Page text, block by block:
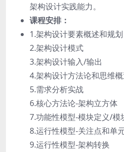
架构设计实践能力。
课程安排：
1.架构设计要素概述和规划
2.架构设计模式
3.架构设计输入/输出
4.架构设计方法论和思维
5.需求分析实战
6.核心方法论-架构立方体
7.功能性模型-模块定义/
8.运行性模型-关注点和单
9.运行性模型-架构转换